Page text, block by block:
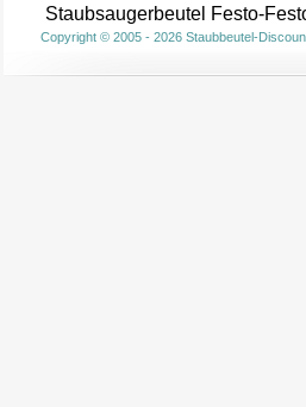
Staubsaugerbeutel Festo-
Copyright © 2005 - 2026 Staubbeutel-